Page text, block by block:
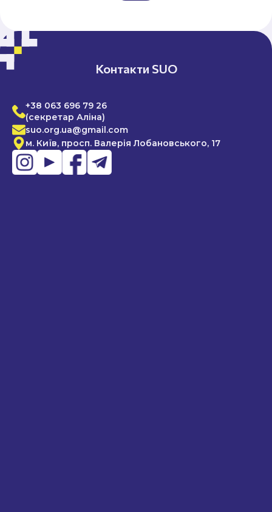
Контакти SUO
+38 063 696 79 26
(секретар Аліна)
suo.org.ua@gmail.com
м. Київ, просп. Валерія Лобановського, 17